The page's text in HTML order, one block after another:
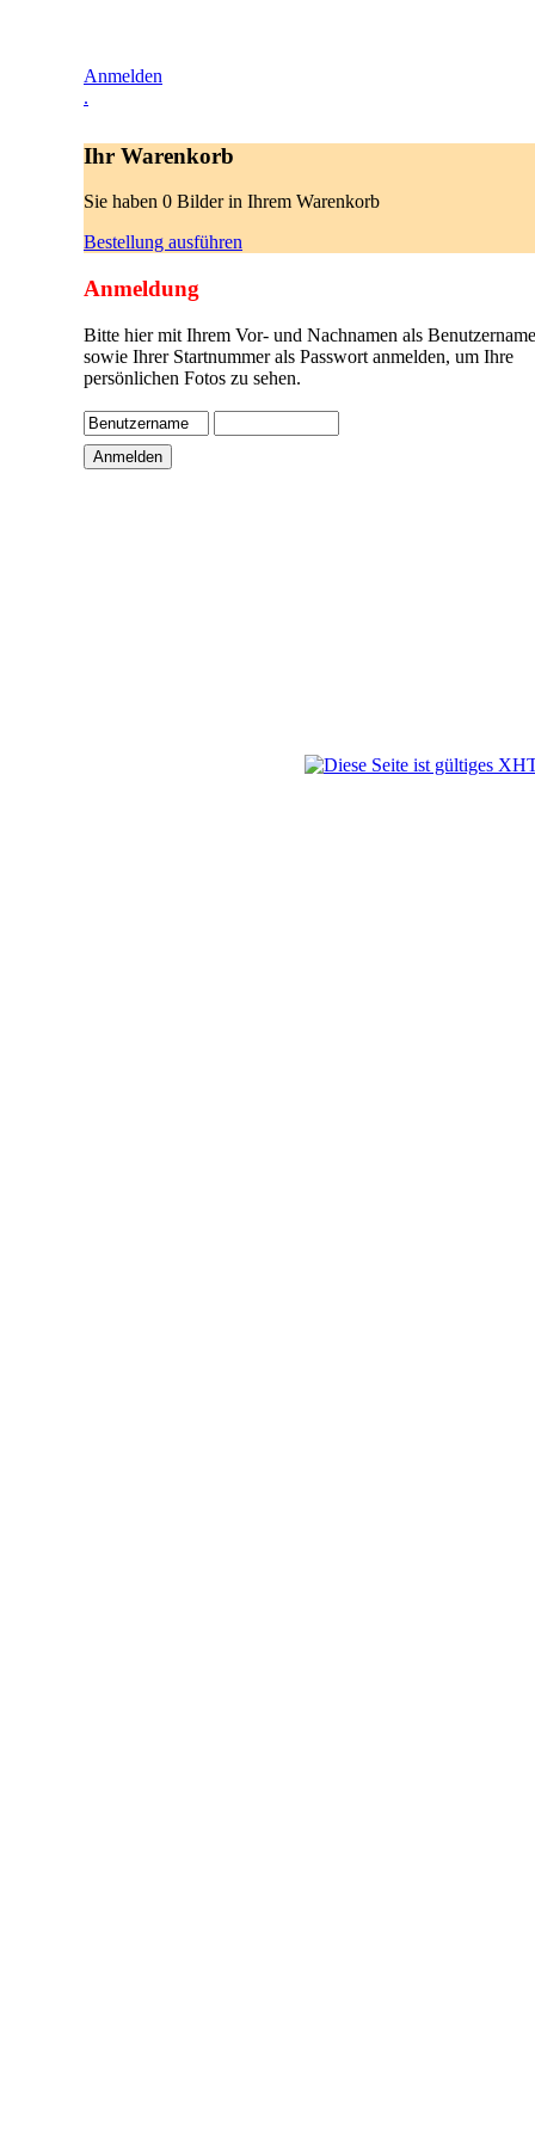
Anmelden
.
Ihr Warenkorb
Sie haben 0 Bilder in Ihrem Warenkorb
Bestellung ausführen
Anmeldung
Bitte hier mit Ihrem Vor- und Nachnamen als
sowie Ihrer Startnummer als Passwort anmelden, um Ihre
persönlichen Fotos zu sehen.